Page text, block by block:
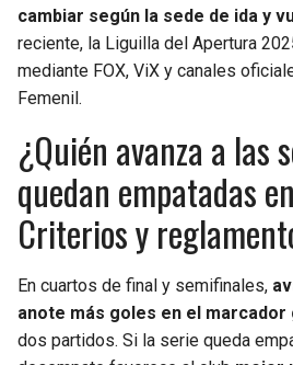
cambiar según la sede de ida y
reciente, la Liguilla del Apertura
mediante FOX, ViX y canales
Femenil.
¿Quién avanza a las
quedan empatadas
Criterios y
En cuartos de final y semifinales,
anote más goles en el marcador
dos partidos. Si la serie queda